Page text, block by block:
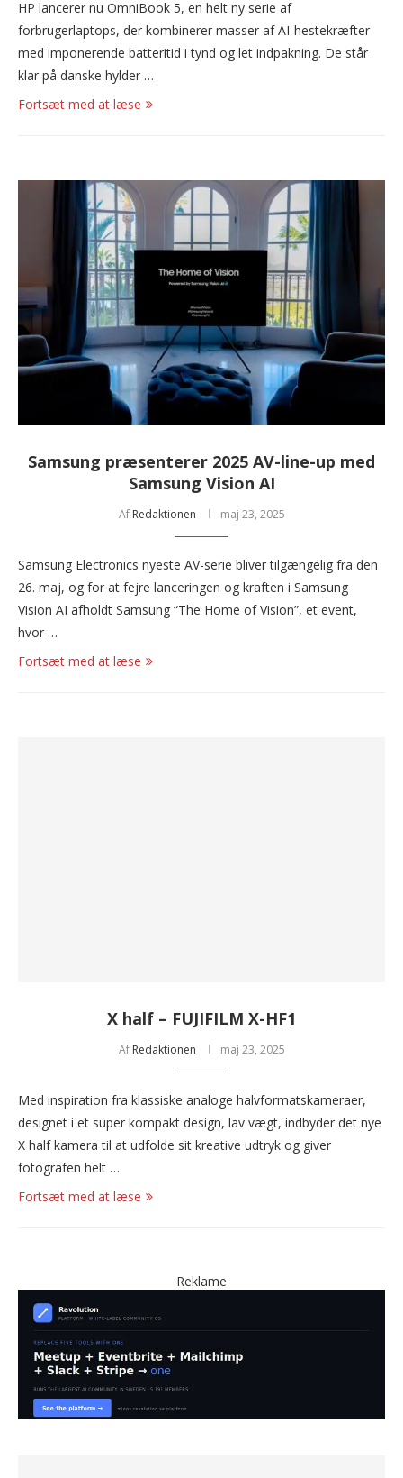
HP lancerer nu OmniBook 5, en helt ny serie af
forbrugerlaptops, der kombinerer masser af AI-hestekræfter
med imponerende batteritid i tynd og let indpakning. De står
klar på danske hylder …
Fortsæt med at læse
Samsung præsenterer 2025 AV-line-up med
Samsung Vision AI
Af Redaktionen maj 23, 2025
Samsung Electronics nyeste AV-serie bliver tilgængelig fra den
26. maj, og for at fejre lanceringen og kraften i Samsung
Vision AI afholdt Samsung “The Home of Vision”, et event,
hvor …
Fortsæt med at læse
X half – FUJIFILM X-HF1
Af Redaktionen maj 23, 2025
Med inspiration fra klassiske analoge halvformatskameraer,
designet i et super kompakt design, lav vægt, indbyder det nye
X half kamera til at udfolde sit kreative udtryk og giver
fotografen helt …
Fortsæt med at læse
Reklame